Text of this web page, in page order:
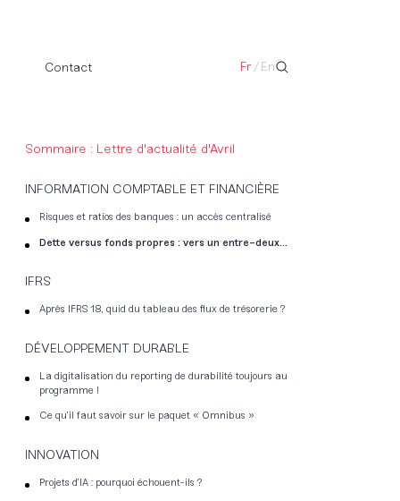
Contact Fr / En
Sommaire : Lettre d'actualité d'Avril
INFORMATION COMPTABLE ET FINANCIÈRE
Risques et ratios des banques : un accès centralisé
Dette versus fonds propres : vers un entre-deux…
IFRS
Après IFRS 18, quid du tableau des flux de trésorerie ?
DÉVELOPPEMENT DURABLE
La digitalisation du reporting de durabilité toujours au
programme !
Ce qu’il faut savoir sur le paquet « Omnibus »
INNOVATION
Projets d’IA : pourquoi échouent-ils ?